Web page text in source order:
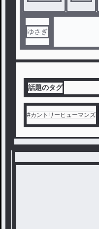
ゆさぎ
話題のタグ
#カントリーヒューマンズ